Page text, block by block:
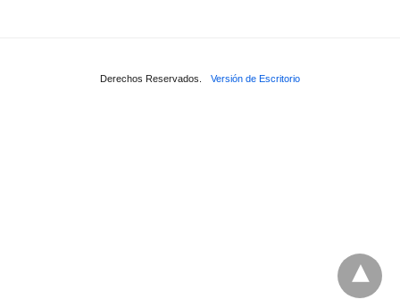
Derechos Reservados. Versión de Escritorio